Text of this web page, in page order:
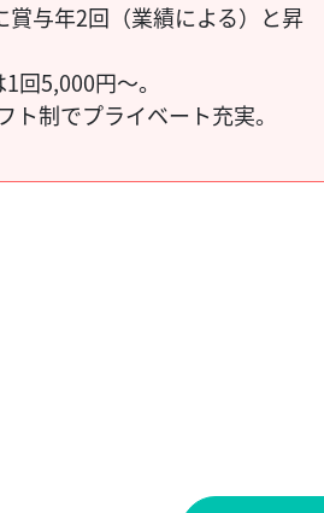
賞与年2回（業績による）と昇
回5,000円～。
制でプライベート充実。